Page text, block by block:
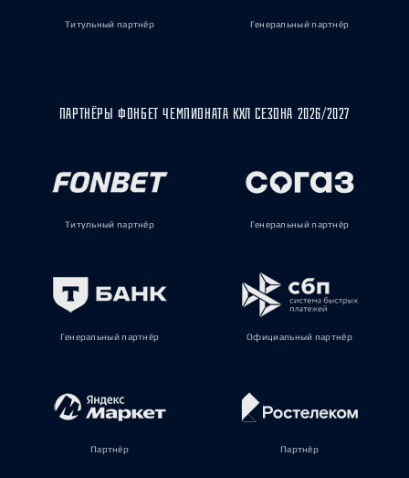
Титульный партнёр Генеральный партнёр
ПАРТНЁРЫ ФОНБЕТ ЧЕМПИОНАТА КХЛ СЕЗОНА 2026/2027
Титульный партнёр Генеральный партнёр
Генеральный партнёр Официальный партнёр
Партнёр Партнёр